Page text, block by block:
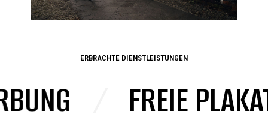
ERBRACHTE DIENSTLEISTUNGEN
/ FREIE